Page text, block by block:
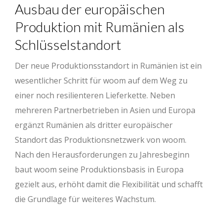
Ausbau der europäischen
Produktion mit Rumänien als
Schlüsselstandort
Der neue Produktionsstandort in Rumänien ist ein
wesentlicher Schritt für woom auf dem Weg zu
einer noch resilienteren Lieferkette. Neben
mehreren Partnerbetrieben in Asien und Europa
ergänzt Rumänien als dritter europäischer
Standort das Produktionsnetzwerk von woom.
Nach den Herausforderungen zu Jahresbeginn
baut woom seine Produktionsbasis in Europa
gezielt aus, erhöht damit die Flexibilität und schafft
die Grundlage für weiteres Wachstum.